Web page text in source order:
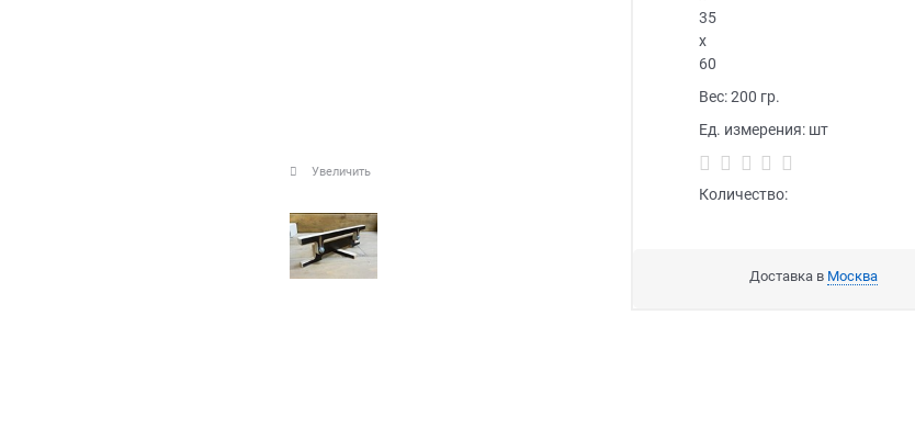
Увеличить
35
x
60
Вес: 200 гр.
Ед. измерения: шт
Количество:
Доставка в Москва